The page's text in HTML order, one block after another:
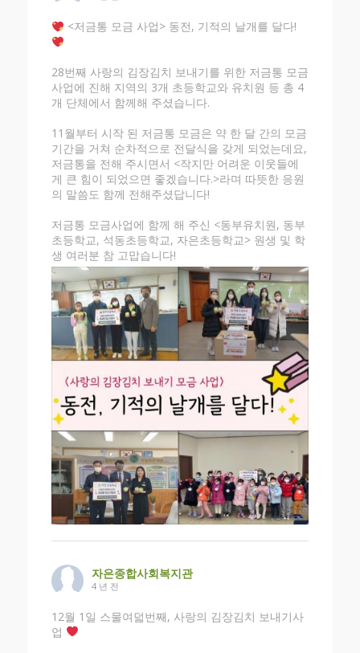
<저금통 모금 사업> 동전, 기적의 날개를 달다!
28번째 사랑의 김장김치 보내기를 위한 저금통 모금
사업에 진해 지역의 3개 초등학교와 유치원 등 총 4
개 단체에서 함께해 주셨습니다.
11월부터 시작 된 저금통 모금은 약 한 달 간의 모금
기간을 거쳐 순차적으로 전달식을 갖게 되었는데요,
저금통을 전해 주시면서 <작지만 어려운 이웃들에
게 큰 힘이 되었으면 좋겠습니다.>라며 따뜻한 응원
의 말씀도 함께 전해주셨답니다!
저금통 모금사업에 함께 해 주신 <동부유치원, 동부
초등학교, 석동초등학교, 자은초등학교> 원생 및 학
생 여러분 참 고맙습니다!
자은종합사회복지관
4 년 전
12월 1일 스물여덟번째, 사랑의 김장김치 보내기사
업